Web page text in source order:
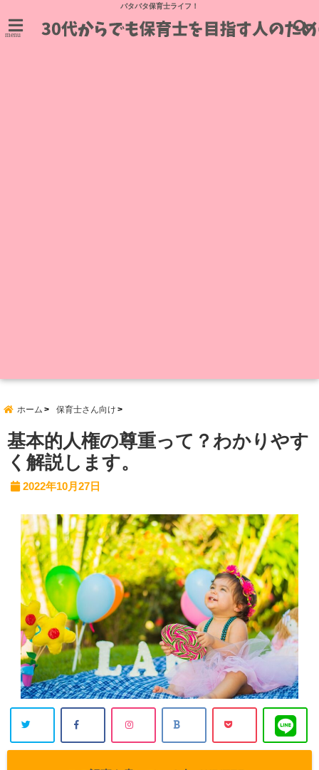
バタバタ保育士ライフ！
menu
ホーム 保育士さん向け
基本的人権の尊重って？わかりやす
く解説します。
2022年10月27日